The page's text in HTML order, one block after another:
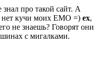
знал про такой сайт. А
нет кучи моих ЕМО =) ex,
не знаешь? Говорят они
с мигалками.